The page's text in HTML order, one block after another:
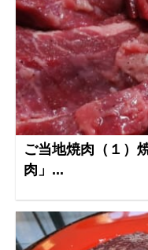
ご当地焼肉（１）
肉」...